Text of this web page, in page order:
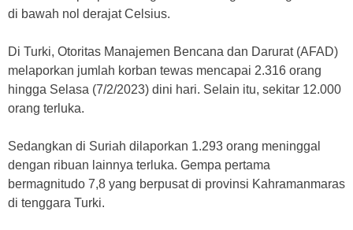
di bawah nol derajat Celsius.
Di Turki, Otoritas Manajemen Bencana dan Darurat (AFAD)
melaporkan jumlah korban tewas mencapai 2.316 orang
hingga Selasa (7/2/2023) dini hari. Selain itu, sekitar 12.000
orang terluka.
Sedangkan di Suriah dilaporkan 1.293 orang meninggal
dengan ribuan lainnya terluka. Gempa pertama
bermagnitudo 7,8 yang berpusat di provinsi Kahramanmaras
di tenggara Turki.